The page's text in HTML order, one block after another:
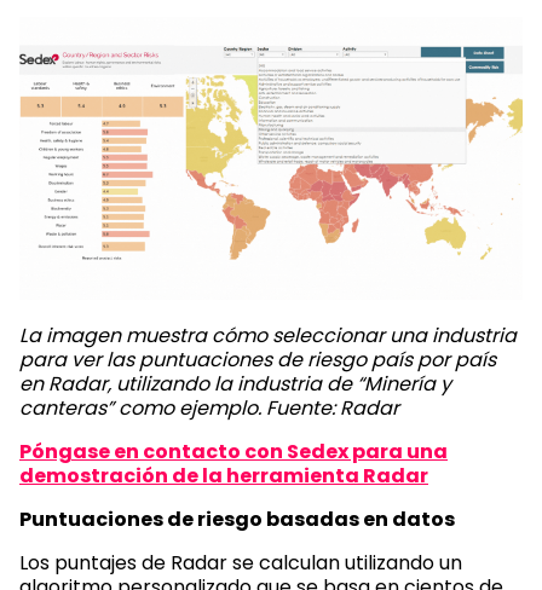
La imagen muestra cómo seleccionar una industria
para ver las puntuaciones de riesgo país por país
en Radar, utilizando la industria de “Minería y
canteras” como ejemplo. Fuente: Radar
Póngase en contacto con Sedex para una
demostración de la herramienta Radar
Puntuaciones de riesgo basadas en datos
Los puntajes de Radar se calculan utilizando un